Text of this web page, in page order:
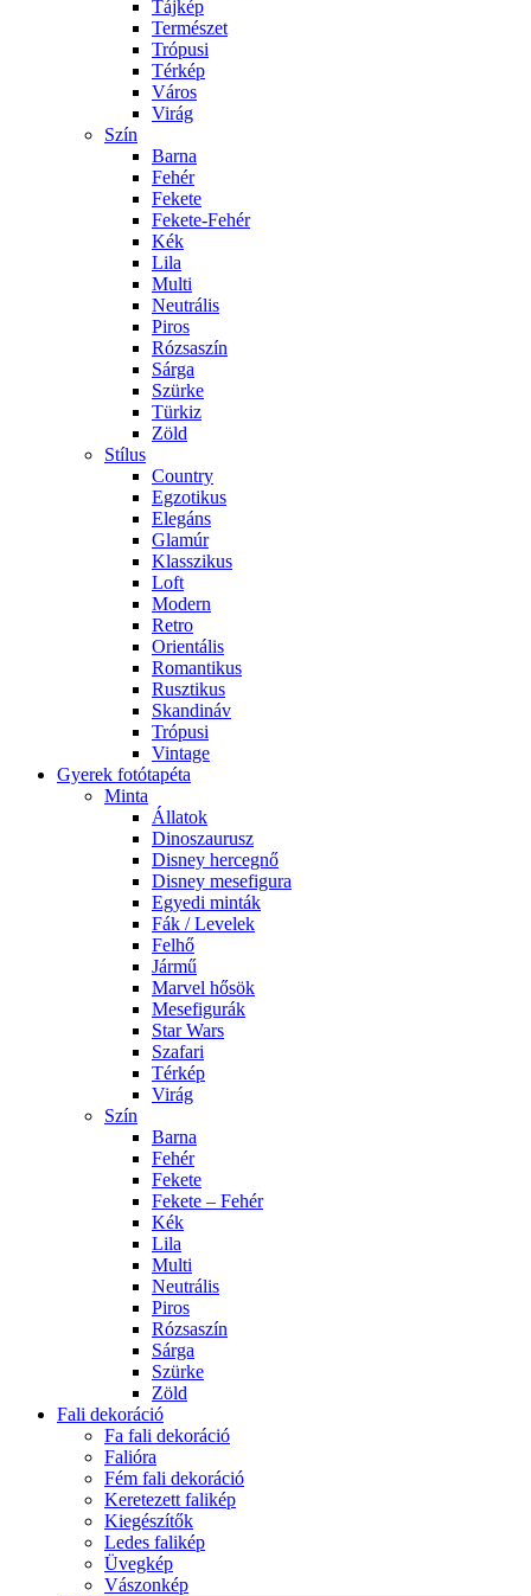
Tájkép
Természet
Trópusi
Térkép
Város
Virág
Szín
Barna
Fehér
Fekete
Fekete-Fehér
Kék
Lila
Multi
Neutrális
Piros
Rózsaszín
Sárga
Szürke
Türkiz
Zöld
Stílus
Country
Egzotikus
Elegáns
Glamúr
Klasszikus
Loft
Modern
Retro
Orientális
Romantikus
Rusztikus
Skandináv
Trópusi
Vintage
Gyerek fotótapéta
Minta
Állatok
Dinoszaurusz
Disney hercegnő
Disney mesefigura
Egyedi minták
Fák / Levelek
Felhő
Jármű
Marvel hősök
Mesefigurák
Star Wars
Szafari
Térkép
Virág
Szín
Barna
Fehér
Fekete
Fekete – Fehér
Kék
Lila
Multi
Neutrális
Piros
Rózsaszín
Sárga
Szürke
Zöld
Fali dekoráció
Fa fali dekoráció
Falióra
Fém fali dekoráció
Keretezett falikép
Kiegészítők
Ledes falikép
Üvegkép
Vászonkép